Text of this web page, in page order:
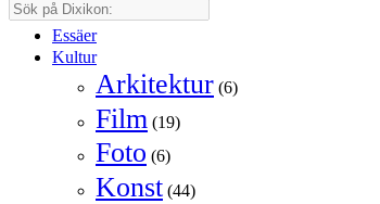
Essäer
Kultur
Arkitektur (6)
Film (19)
Foto (6)
Konst (44)